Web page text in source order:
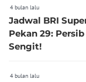
4 bulan lalu
Jadwal BRI
Pekan 29:
Sengit!
4 bulan lalu